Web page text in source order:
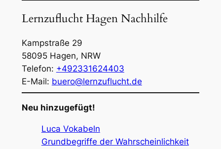
Lernzuflucht Hagen Nachhilfe
Kampstraße 29
58095Hagen, NRW
Telefon: +492331624403
E-Mail: buero@lernzuflucht.de
Neu hinzugefügt!
Luca Vokabeln
Grundbegriffe der Wahrscheinlichkeit